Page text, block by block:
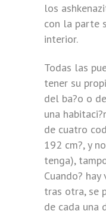
los
con la parte
interior.
Todas las
tener su
del ba?o o
una
de cuatro
192 cm?, y
tenga),
Cuando?
tras otra, se
de cada una